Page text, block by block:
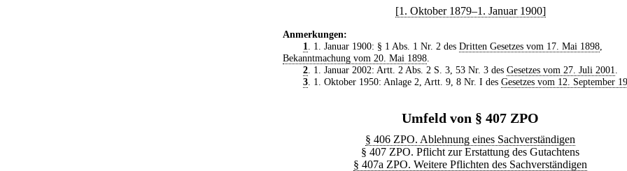
[1. Oktober 1879–1. Januar 1900]
Anmerkungen:
1. 1. Januar 1900: § 1 Abs. 1 Nr. 2 des Dritten Gesetzes vom 17. Mai 1898,
Bekanntmachung vom 20. Mai 1898.
2. 1. Januar 2002: Artt. 2 Abs. 2 S. 3, 53 Nr. 3 des Gesetzes vom 27. Juli 2001.
3. 1. Oktober 1950: Anlage 2, Artt. 9, 8 Nr. I des Gesetzes vom 12. September
Umfeld von § 407 ZPO
§ 406 ZPO. Ablehnung eines Sachverständigen
§ 407 ZPO. Pflicht zur Erstattung des Gutachtens
§ 407a ZPO. Weitere Pflichten des Sachverständigen